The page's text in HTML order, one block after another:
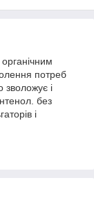
потреб
і
без
і